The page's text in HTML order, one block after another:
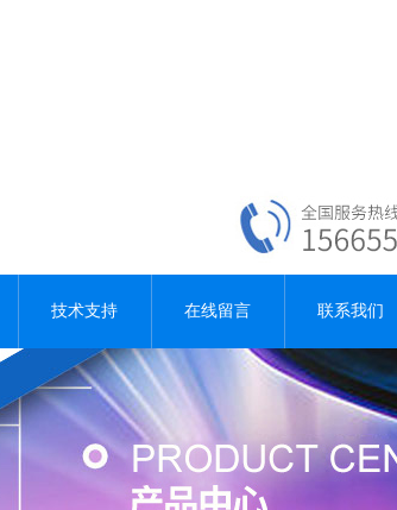
技术支持 在线留言 联系我们